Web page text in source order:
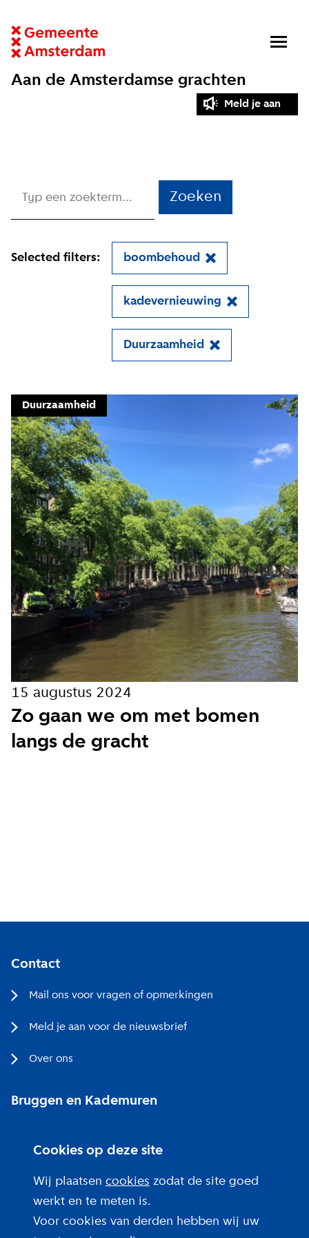
Cookies op deze site
Wij plaatsen cookies zodat de site goed
werkt en te meten is.
Voor cookies van derden hebben wij uw
Aan de Amsterdamse grachten
Meld je aan
Meld je aan voor onze
update
Blijf moeiteloos op de hoogte van al het
reilen en zeilen rond de bruggen en
kademuren in Amsterdam. Meld je aan voor
onze updates en je mist geen verhaal!
E-mailadres
Hoe vaak wil je van ons horen:
Bij elk nieuw artikel
Wekelijks
Maandelijks
Zoeken
Selected filters: boombehoud
kadevernieuwing
Duurzaamheid
Duurzaamheid
Zo gaan we om met bomen
langs de gracht
15 augustus 2024
Contact
Mail ons voor vragen of opmerkingen
Meld je aan voor de nieuwsbrief
Over ons
Bruggen en Kademuren